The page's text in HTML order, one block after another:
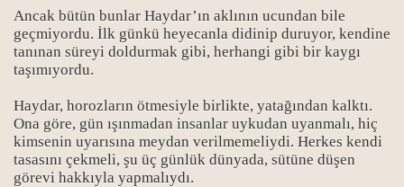
Ancak bütün bunlar Haydar’ın aklının ucundan bile
geçmiyordu. İlk günkü heyecanla didinip duruyor, kendine
tanınan süreyi doldurmak gibi, herhangi gibi bir kaygı
taşımıyordu.
Haydar, horozların ötmesiyle birlikte, yatağından kalktı.
Ona göre, gün ışınmadan insanlar uykudan uyanmalı, hiç
kimsenin uyarısına meydan verilmemeliydi. Herkes kendi
tasasını çekmeli, şu üç günlük dünyada, sütüne düşen
görevi hakkıyla yapmalıydı.